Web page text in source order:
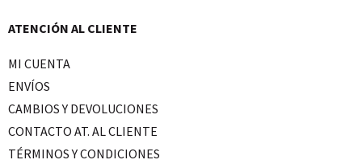
ATENCIÓN AL CLIENTE
MI CUENTA
ENVÍOS
CAMBIOS Y DEVOLUCIONES
CONTACTO AT. AL CLIENTE
TÉRMINOS Y CONDICIONES